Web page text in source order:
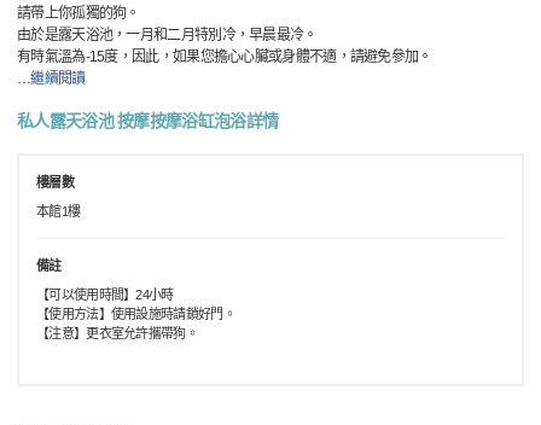
請帶上你孤獨的狗。
由於是露天浴池，一月和二月特別冷，早晨最冷。
有時氣溫為-15度，因此，如果您擔心心臟或身體不適，請避免參加。
…繼續閱讀
私人露天浴池 按摩按摩浴缸泡浴詳情
樓層數
本館1樓
備註
【可以使用時間】24小時
【使用方法】使用設施時請鎖好門。
【注意】更衣室允許攜帶狗。